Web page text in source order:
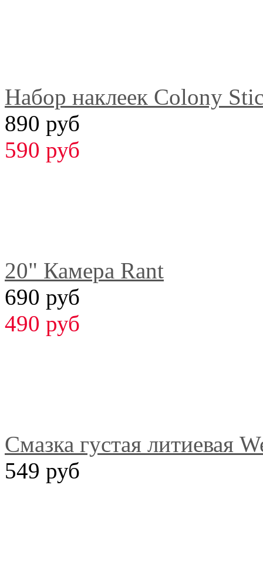
Набор наклеек Colony
890 руб
590 руб
20" Камера Rant
690 руб
490 руб
Смазка густая литиевая
549 руб